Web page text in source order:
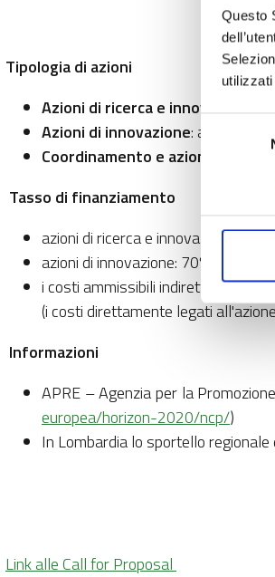
Questo
Tipologia di azioni
Azioni di ricerca e innovazione:
Azioni di innovazione: attività più
Coordinamento e azioni di
Tasso di finanziamento
azioni di ricerca e innovazione:
azioni di innovazione: 70% dei
i costi ammissibili indiretti (ad es.
(i costi direttamente legati
Informazioni
APRE – Agenzia per la
europea/horizon-2020/ncp/)
In Lombardia lo sportello
Link alle Call for Proposal